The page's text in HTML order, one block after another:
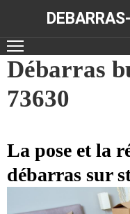
ACCUEIL
DÉBARRAS
CONTACT
Débarras
73630
La pose et la
débarras sur